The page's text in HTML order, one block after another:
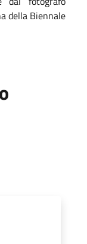
della Biennale